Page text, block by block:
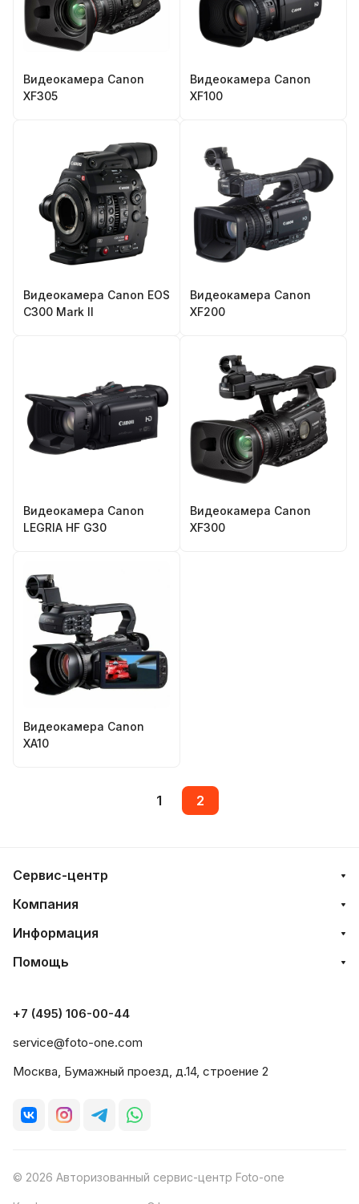
Видеокамера Canon
XF305
Видеокамера Canon
XF100
Видеокамера Canon EOS
C300 Mark II
Видеокамера Canon
XF200
Видеокамера Canon
LEGRIA HF G30
Видеокамера Canon
XF300
Видеокамера Canon
XA10
1 2
Сервис-центр
Компания
Информация
Помощь
+7 (495) 106-00-44
service@foto-one.com
Москва, Бумажный проезд, д.14, строение 2
© 2026 Авторизованный сервис-центр Foto-one